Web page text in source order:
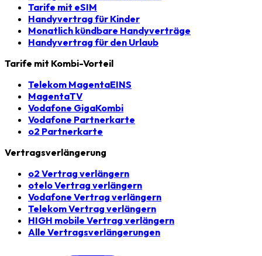
Tarife mit eSIM
Handyvertrag für Kinder
Monatlich kündbare Handyverträge
Handyvertrag für den Urlaub
Tarife mit Kombi-Vorteil
Telekom MagentaEINS
MagentaTV
Vodafone GigaKombi
Vodafone Partnerkarte
o2 Partnerkarte
Vertragsverlängerung
o2 Vertrag verlängern
otelo Vertrag verlängern
Vodafone Vertrag verlängern
Telekom Vertrag verlängern
HIGH mobile Vertrag verlängern
Alle Vertragsverlängerungen